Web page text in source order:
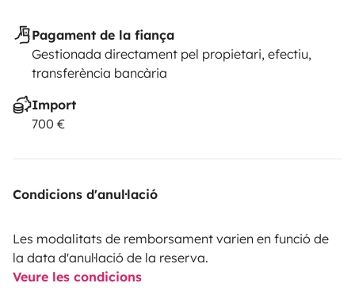
Pagament de la fiança
Gestionada directament pel propietari, efectiu,
transferència bancària
Import
700 €
Condicions d'anul·lació
Les modalitats de remborsament varien en funció de
la data d'anul·lació de la reserva.
Veure les condicions